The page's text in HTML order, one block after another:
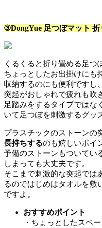
③DongYue 足つぼマット 折
くるくると折り畳める足つ
ちょっとしたお出掛けにも
収納するのにも便利ですし
突起がおしゃれで疲れも吹
足踏みをするタイプではな
いて足つぼを刺激するグッ
プラスチックのストーンの
長持ちするのも嬉しいポイ
予備のストーンもついてい
しまっても大丈夫です。
そこまで刺激的な突起では
るのではじめはタオルを敷
ですよ。
おすすめポイント
・ちょっとしたスペ